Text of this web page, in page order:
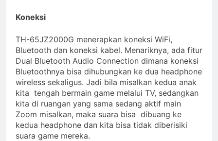
Koneksi
TH-65JZ2000G menerapkan koneksi WiFi,
Bluetooth dan koneksi kabel. Menariknya, ada fitur
Dual Bluetooth Audio Connection dimana koneksi
Bluetoothnya bisa dihubungkan ke dua headphone
wireless sekaligus. Jadi bila misalkan kedua anak
kita tengah bermain game melalui TV, sedangkan
kita di ruangan yang sama sedang aktif main
Zoom misalkan, maka suara bisa dibuang ke
kedua headphone dan kita bisa tidak diberisiki
suara game mereka.